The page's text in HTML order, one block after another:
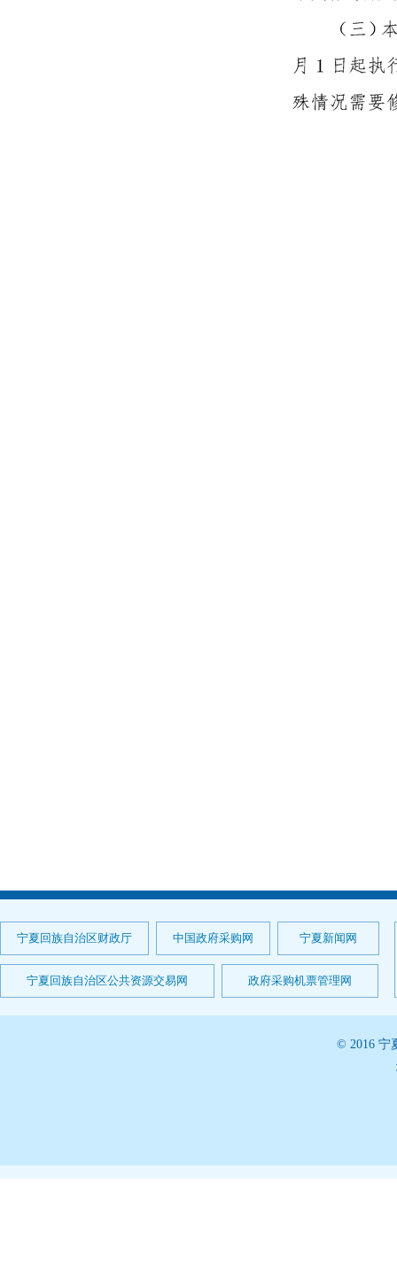
宁夏回族自治区财政厅 中国政府采购网 宁夏新闻网
宁夏回族自治区公共资源交易网 政府采购机票管理网
© 2016 宁